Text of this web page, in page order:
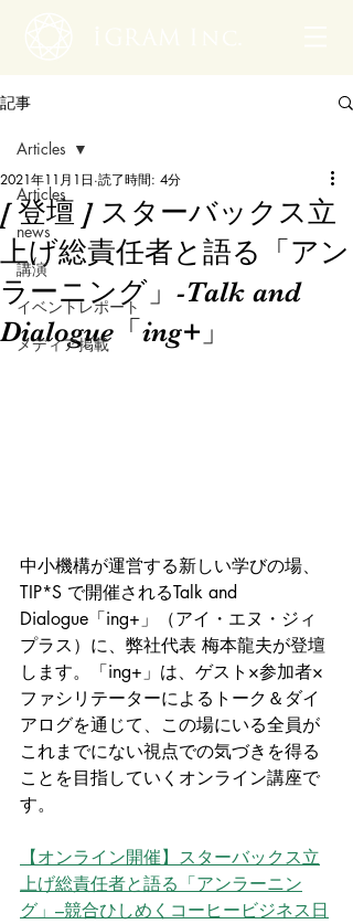
記事
Articles
news
講演
イベントレポート
メディア掲載
Articles
[ 登壇 ] スターバックス立
上げ総責任者と語る「アン
ラーニング」-Talk and
Dialogue「ing+」
2021年11月1日 読了時間: 4分
中小機構が運営する新しい学びの場、
TIP*S で開催されるTalk and
Dialogue「ing+」（アイ・エヌ・ジィ
プラス）に、弊社代表 梅本龍夫が登壇
します。「ing+」は、ゲスト×参加者×
ファシリテーターによるトーク＆ダイ
アログを通じて、この場にいる全員が
これまでにない視点での気づきを得る
ことを目指していくオンライン講座で
す。
【オンライン開催】スターバックス立
上げ総責任者と語る「アンラーニン
グ」–競合ひしめくコーヒービジネス日